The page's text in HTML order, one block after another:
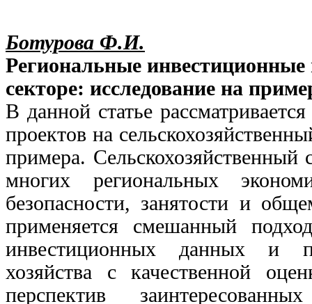
Ботурова Ф.И.
Региональные инвестиционные
секторе: исследование на
В данной статье
проектов на
примера.
многих региональных
безопасности, занятости и
применяется смешанный
инвестиционных данных и
хозяйства с качественной
перспектив